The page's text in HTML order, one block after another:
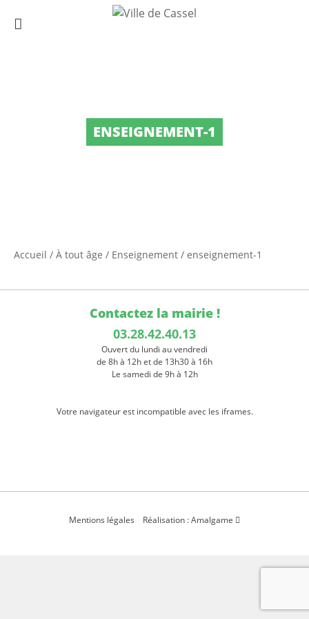
ENSEIGNEMENT-1
Accueil / À tout âge / Enseignement / enseignement-1
Contactez la mairie !
03.28.42.40.13
Ouvert du lundi au vendredi
de 8h à 12h et de 13h30 à 16h
Le samedi de 9h à 12h
Votre navigateur est incompatible avec les iframes.
Mentions légales Réalisation : Amalgame